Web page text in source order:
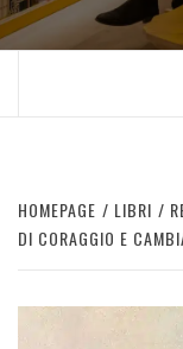
HOMEPAGE LIBRI
DI CORAGGIO E